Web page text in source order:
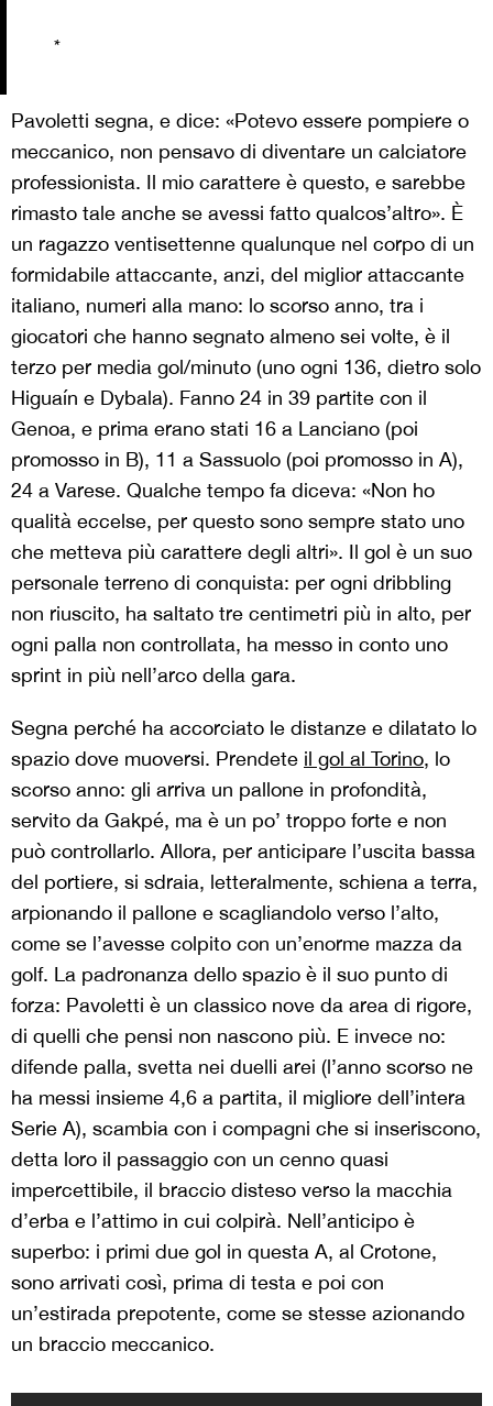
*
Pavoletti segna, e dice: «Potevo essere pompiere o
meccanico, non pensavo di diventare un calciatore
professionista. Il mio carattere è questo, e sarebbe
rimasto tale anche se avessi fatto qualcos’altro». È
un ragazzo ventisettenne qualunque nel corpo di un
formidabile attaccante, anzi, del miglior attaccante
italiano, numeri alla mano: lo scorso anno, tra i
giocatori che hanno segnato almeno sei volte, è il
terzo per media gol/minuto (uno ogni 136, dietro solo
Higuaín e Dybala). Fanno 24 in 39 partite con il
Genoa, e prima erano stati 16 a Lanciano (poi
promosso in B), 11 a Sassuolo (poi promosso in A),
24 a Varese. Qualche tempo fa diceva: «Non ho
qualità eccelse, per questo sono sempre stato uno
che metteva più carattere degli altri». Il gol è un suo
personale terreno di conquista: per ogni dribbling
non riuscito, ha saltato tre centimetri più in alto, per
ogni palla non controllata, ha messo in conto uno
sprint in più nell’arco della gara.
Segna perché ha accorciato le distanze e dilatato lo
spazio dove muoversi. Prendete il gol al Torino, lo
scorso anno: gli arriva un pallone in profondità,
servito da Gakpé, ma è un po’ troppo forte e non
può controllarlo. Allora, per anticipare l’uscita bassa
del portiere, si sdraia, letteralmente, schiena a terra,
arpionando il pallone e scagliandolo verso l’alto,
come se l’avesse colpito con un’enorme mazza da
golf. La padronanza dello spazio è il suo punto di
forza: Pavoletti è un classico nove da area di rigore,
di quelli che pensi non nascono più. E invece no:
difende palla, svetta nei duelli arei (l’anno scorso ne
ha messi insieme 4,6 a partita, il migliore dell’intera
Serie A), scambia con i compagni che si inseriscono,
detta loro il passaggio con un cenno quasi
impercettibile, il braccio disteso verso la macchia
d’erba e l’attimo in cui colpirà. Nell’anticipo è
superbo: i primi due gol in questa A, al Crotone,
sono arrivati così, prima di testa e poi con
un’estirada prepotente, come se stesse azionando
un braccio meccanico.